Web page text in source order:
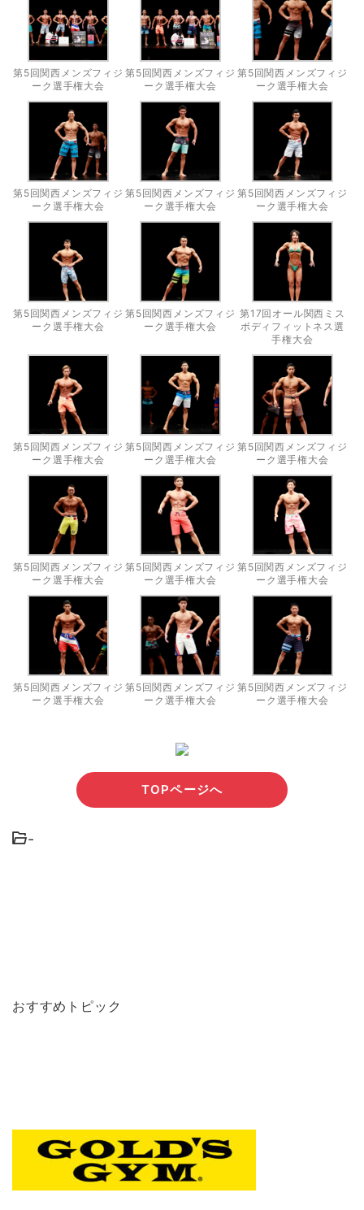
第5回関西メンズフィジ
ーク選手権大会
第5回関西メンズフィジ
ーク選手権大会
第5回関西メンズフィジ
ーク選手権大会
第5回関西メンズフィジ
ーク選手権大会
第5回関西メンズフィジ
ーク選手権大会
第5回関西メンズフィジ
ーク選手権大会
第5回関西メンズフィジ
ーク選手権大会
第5回関西メンズフィジ
ーク選手権大会
第17回オール関西ミス
ボディフィットネス選
手権大会
第5回関西メンズフィジ
ーク選手権大会
第5回関西メンズフィジ
ーク選手権大会
第5回関西メンズフィジ
ーク選手権大会
第5回関西メンズフィジ
ーク選手権大会
第5回関西メンズフィジ
ーク選手権大会
第5回関西メンズフィジ
ーク選手権大会
第5回関西メンズフィジ
ーク選手権大会
第5回関西メンズフィジ
ーク選手権大会
第5回関西メンズフィジ
ーク選手権大会
TOPページへ
-
おすすめトピック